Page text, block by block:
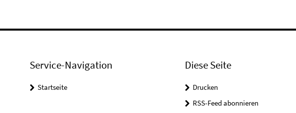
Service-Navigation
Startseite
Diese Seite
Drucken
RSS-Feed abonnieren